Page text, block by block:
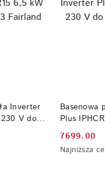
Inverter
V do
Basenowa
Plus
poj. 45 m3
Cena
7699.00
Najniższa
Najniższa